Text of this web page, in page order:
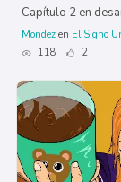
Capítulo 2 en
Mondez en El Signo
118
2